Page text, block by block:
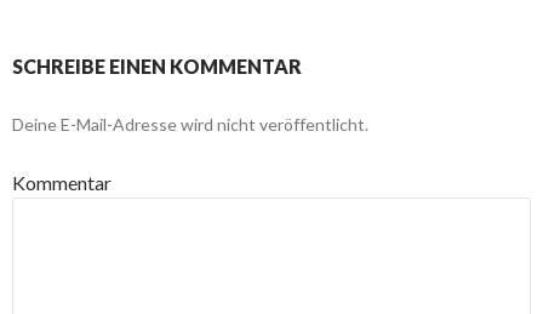
SCHREIBE EINEN KOMMENTAR
Deine E-Mail-Adresse wird nicht veröffentlicht.
Kommentar